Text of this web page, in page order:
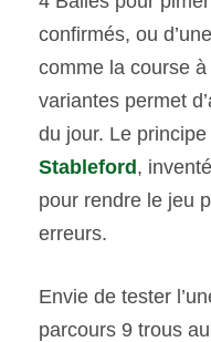
confirmés, ou
comme la course
variantes permet
du jour. Le
Stableford ,
pour rendre le jeu
erreurs.
Envie de tester
parcours 9 trous